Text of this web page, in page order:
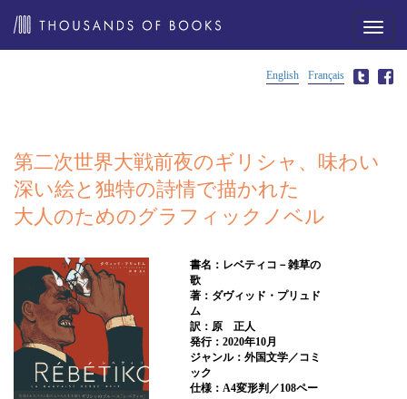
メ
ュ
English Français
第二次世界大戦前夜のギリシャ、味わい
深い絵と独特の詩情で描かれた
大人のためのグラフィックノベル
書名：レベティコ－雑草の
歌
著：ダヴィッド・プリュド
ム
訳：原 正人
発行：2020年10月
ジャンル：外国文学／コミ
ック
仕様：A4変形判／108ペー